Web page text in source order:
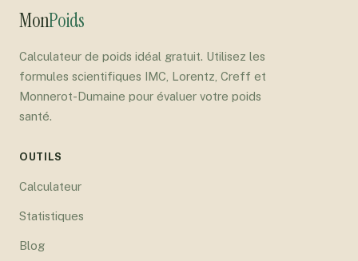
MonPoids
Calculateur de poids idéal gratuit. Utilisez les
formules scientifiques IMC, Lorentz, Creff et
Monnerot-Dumaine pour évaluer votre poids
santé.
OUTILS
Calculateur
Statistiques
Blog